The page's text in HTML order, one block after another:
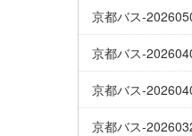
京都バス-
京都バス-
京都バス-
京都バス-